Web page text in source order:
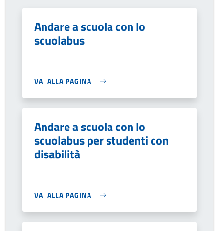
Andare a scuola con lo
scuolabus
VAI ALLA PAGINA
Andare a scuola con lo
scuolabus per studenti con
disabilità
VAI ALLA PAGINA